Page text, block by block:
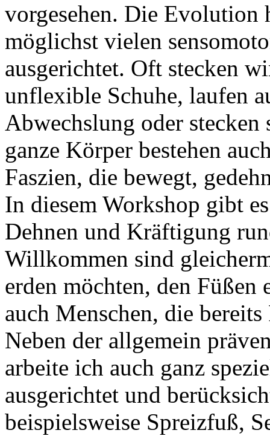
vorgesehen. Die Evolution
möglichst vielen
ausgerichtet. Oft stecken
unflexible Schuhe, laufen
Abwechslung oder
ganze Körper bestehen
Faszien, die bewegt,
In diesem Workshop gibt
Dehnen und Kräftigung
Willkommen sind
erden möchten, den Füßen
auch Menschen, die
Neben der allgemein
arbeite ich auch ganz
ausgerichtet und
beispielsweise Spreizfuß,